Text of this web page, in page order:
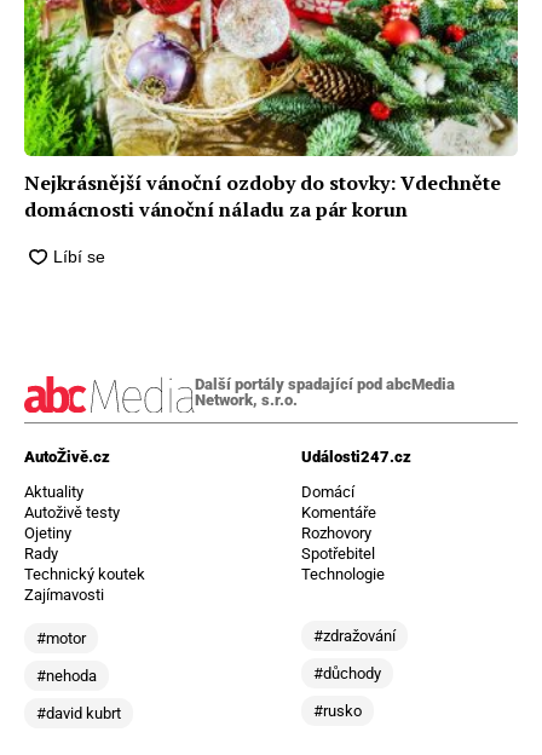
Nejkrásnější vánoční ozdoby do stovky: Vdechněte
domácnosti vánoční náladu za pár korun
Další portály spadající pod abcMedia
Network, s.r.o.
AutoŽivě.cz
Aktuality
Autoživě testy
Ojetiny
Rady
Technický koutek
Zajímavosti
#motor
#nehoda
#david kubrt
Události247.cz
Domácí
Komentáře
Rozhovory
Spotřebitel
Technologie
#zdražování
#důchody
#rusko